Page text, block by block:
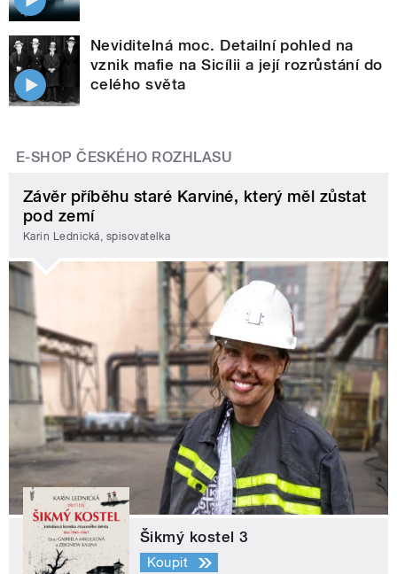
Neviditelná moc. Detailní pohled na
vznik mafie na Sicílii a její rozrůstání do
celého světa
E-SHOP ČESKÉHO ROZHLASU
Závěr příběhu staré Karviné, který měl zůstat
pod zemí
Karin Lednická, spisovatelka
Šikmý kostel 3
Koupit